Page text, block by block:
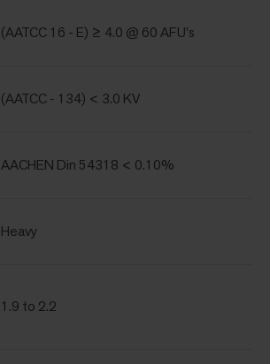
(AATCC 16 - E) ≥ 4.0 @ 60 AFU's
(AATCC - 134) < 3.0 KV
AACHEN Din 54318 < 0.10%
Heavy
1.9 to 2.2